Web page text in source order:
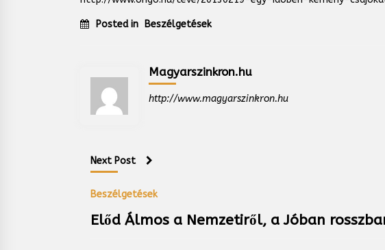
Posted in Beszélgetések
Magyarszinkron.hu
http://www.magyarszinkron.hu
Next Post
Beszélgetések
Előd Álmos a Nemzetiről, a Jóban